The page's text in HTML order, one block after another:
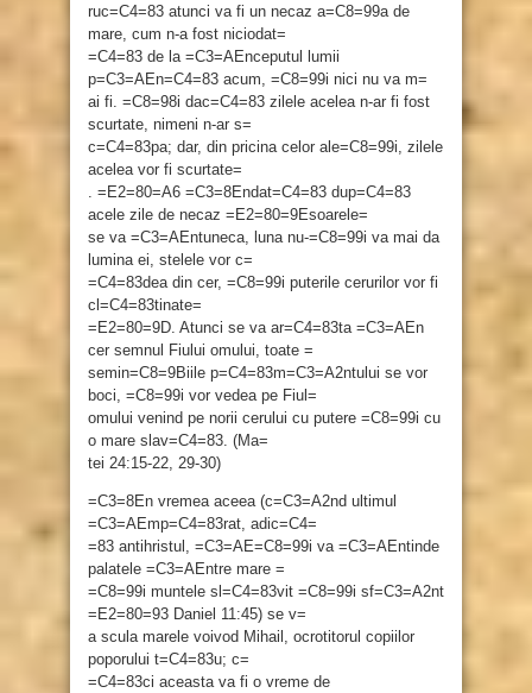
ruc=C4=83 atunci va fi un necaz a=C8=99a de
mare, cum n-a fost niciodat=
=C4=83 de la =C3=AEnceputul lumii
p=C3=AEn=C4=83 acum, =C8=99i nici nu va m=
ai fi. =C8=98i dac=C4=83 zilele acelea n-ar fi fost
scurtate, nimeni n-ar s=
c=C4=83pa; dar, din pricina celor ale=C8=99i, zilele
acelea vor fi scurtate=
. =E2=80=A6 =C3=8Endat=C4=83 dup=C4=83
acele zile de necaz =E2=80=9Esoarele=
se va =C3=AEntuneca, luna nu-=C8=99i va mai da
lumina ei, stelele vor c=
=C4=83dea din cer, =C8=99i puterile cerurilor vor fi
cl=C4=83tinate=
=E2=80=9D. Atunci se va ar=C4=83ta =C3=AEn
cer semnul Fiului omului, toate =
semin=C8=9Biile p=C4=83m=C3=A2ntului se vor
boci, =C8=99i vor vedea pe Fiul=
omului venind pe norii cerului cu putere =C8=99i cu
o mare slav=C4=83. (Ma=
tei 24:15-22, 29-30)
=C3=8En vremea aceea (c=C3=A2nd ultimul
=C3=AEmp=C4=83rat, adic=C4=
=83 antihristul, =C3=AE=C8=99i va =C3=AEntinde
palatele =C3=AEntre mare =
=C8=99i muntele sl=C4=83vit =C8=99i sf=C3=A2nt
=E2=80=93 Daniel 11:45) se v=
a scula marele voivod Mihail, ocrotitorul copiilor
poporului t=C4=83u; c=
=C4=83ci aceasta va fi o vreme de